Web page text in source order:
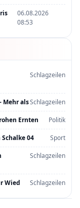
06.08.2026
08:53
Schlagzeilen
Mehr alsSchlagzeilen
Ernten Politik
04 Sport
Schlagzeilen
Wied Schlagzeilen